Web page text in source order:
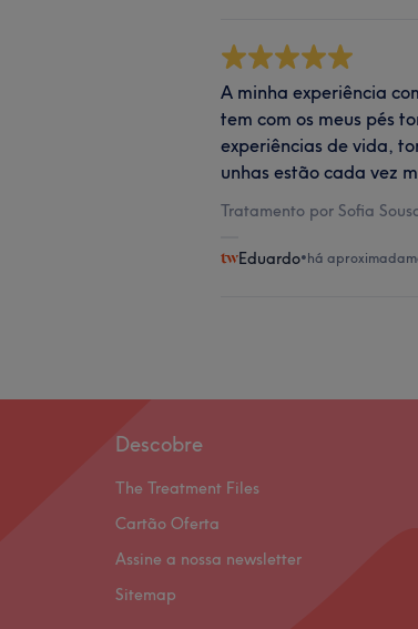
A minha experiência
tem com os meus pés
experiências de vida,
unhas estão cada vez
Tratamento por Sofia
Eduardo•há
Descobre
The Treatment Files
Cartão Oferta
Assine a nossa newsletter
Sitemap